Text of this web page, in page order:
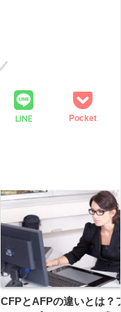
LINE Pocket
CFPとAFPの違いとは？